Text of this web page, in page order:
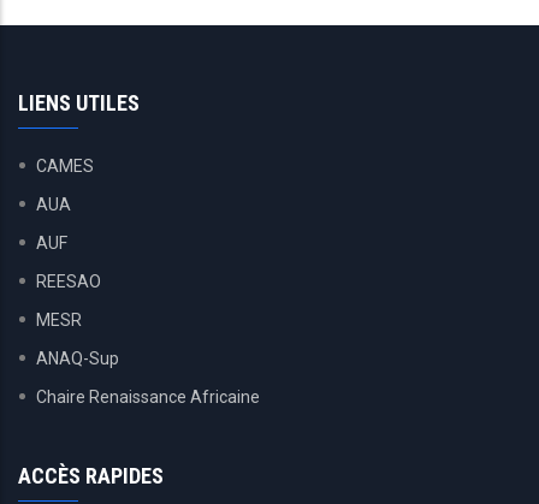
LIENS UTILES
CAMES
AUA
AUF
REESAO
MESR
ANAQ-Sup
Chaire Renaissance Africaine
ACCÈS RAPIDES